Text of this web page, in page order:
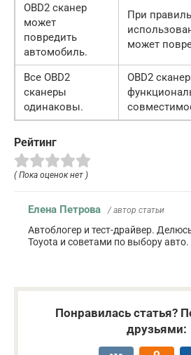
OBD2 сканер
может
повредить
автомобиль.
При
может
Все OBD2
сканеры
одинаковы.
OBD2
Рейтинг
( Пока оценок нет )
Елена Петрова / автор статьи
Автоблогер и тест-драйвер.
Toyota и советами по выбору авто.
Понравилась статья?
друзьями: